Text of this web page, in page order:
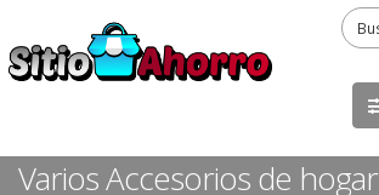
Varios Accesorios de hogar